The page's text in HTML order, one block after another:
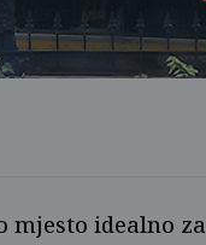
mjesto idealno za